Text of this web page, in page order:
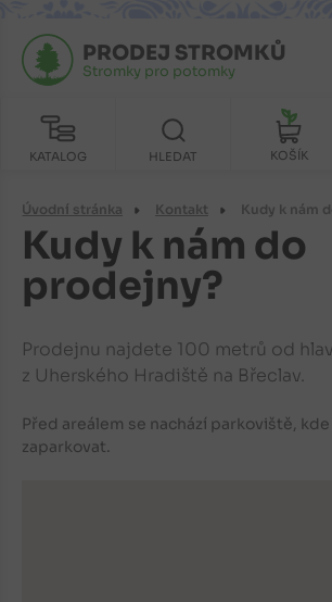
KATALOG
PRODEJ STROMKŮ
Stromky pro potomky
HLEDAT KOŠÍK
Úvodní stránka Kontakt Kudy k nám
Kudy k nám do
prodejny?
Prodejnu najdete 100 metrů od
z Uherského Hradiště na Břeclav.
Před areálem se nachází parkoviště,
zaparkovat.